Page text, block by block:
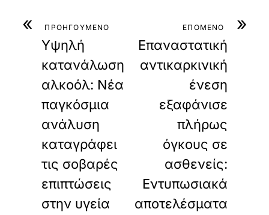
« ΠΡΟΗΓΟΥΜΕΝΟ
Υψηλή
κατανάλωση
αλκοόλ: Νέα
παγκόσμια
ανάλυση
καταγράφει
τις σοβαρές
επιπτώσεις
στην υγεία
»
ΕΠΟΜΕΝΟ
Επαναστατική
αντικαρκινική
ένεση
εξαφάνισε
πλήρως
όγκους σε
ασθενείς:
Εντυπωσιακά
αποτελέσματα